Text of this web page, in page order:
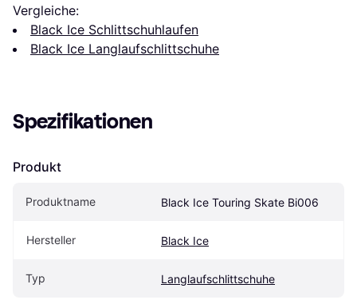
Vergleiche:
Black Ice Schlittschuhlaufen
Black Ice Langlaufschlittschuhe
Spezifikationen
Produkt
Produktname Black Ice Touring Skate Bi006
Hersteller Black Ice
Typ Langlaufschlittschuhe